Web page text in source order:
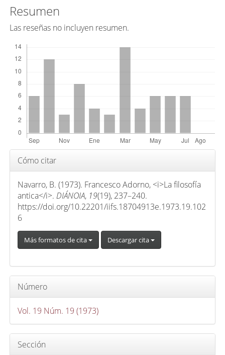
n
t
e
n
d
c
r
í
u
l
Resumen
Las reseñas no incluyen resumen.
Detalles
del
artículo
Cómo citar
Navarro, B. (1973). Francesco Adorno, <i>La filosofía
antica</i>. DIÁNOIA, 19(19), 237–240.
https://doi.org/10.22201/iifs.18704913e.1973.19.102
6
Más formatos de cita Descargar cita
Número
Vol. 19 Núm. 19 (1973)
Sección